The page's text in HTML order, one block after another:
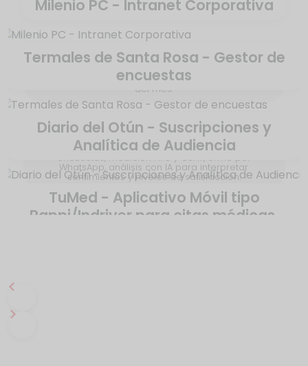
Milenio PC - Intranet Corporativa
Intranet con módulo de gestión de solicitudes,
encuestas, blog, directorio, cumpleaños, empleado
del mes.
Termales de Santa Rosa - Gestor de
encuestas
Aplicativo Web a la medida para la gestión de
encuestas, medición NPS y CSAT, envío por
WhatsApp, análisis con IA para interpretar
sentimientos y niveles de satisfacción.
Diario del Otún - Suscripciones y
Analítica de Audiencia
TuMed - Aplicativo Móvil tipo
Rappi/Indriver para citas médicas.